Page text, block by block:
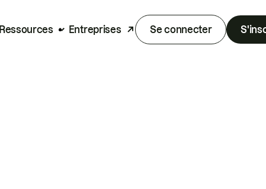
Ressources Entreprises Se connecter